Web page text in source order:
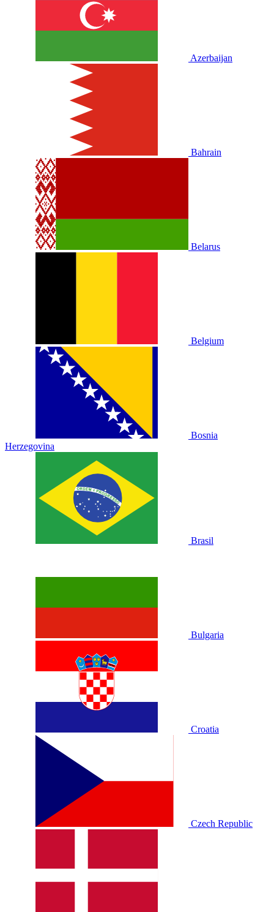
Azerbaijan
Bahrain
Belarus
Belgium
Bosnia
Herzegovina
Brasil
Bulgaria
Croatia
Czech Republic